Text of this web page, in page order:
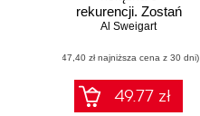
rekurencji. Zostań
mistrzem rozmów
poświęconych
językom Python i
JavaScript
Al Sweigart
(47,40 zł najniższa cena z 30 dni)
49.77 zł